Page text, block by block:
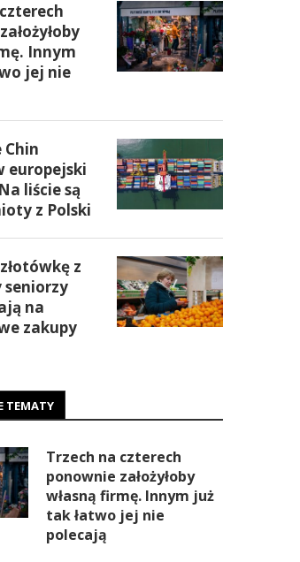
Innym
jej nie
Chin
europejski
liście są
z Polski
z
na
zakupy
TEMATY
Trzech na czterech
ponownie założyłoby
własną firmę. Innym już
tak łatwo jej nie
polecają